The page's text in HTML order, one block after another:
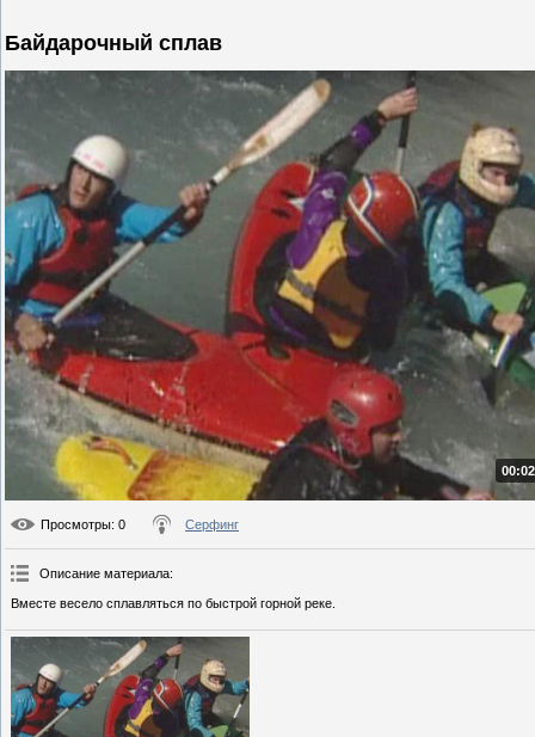
Байдарочный сплав
Просмотры: 0 Серфинг
Описание материала:
Вместе весело сплавляться по быстрой горной реке.